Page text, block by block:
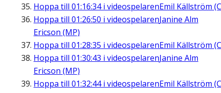
Hoppa till 01:16:34i videospelarenEmil Källström
Hoppa till 01:26:50 i videospelarenJanine Alm
Ericson (MP)
Hoppa till 01:28:35 i videospelarenEmil Källström
Hoppa till 01:30:43 i videospelarenJanine Alm
Ericson (MP)
Hoppa till 01:32:44i videospelarenEmil Källström